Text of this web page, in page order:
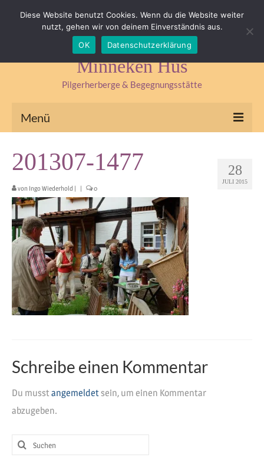
Impressum Datenschutz Kontakt & Anfahrt
Suchen
nach:
Minneken Hus
Pilgerherberge & Begegnungsstätte
Menü
Kräuterlädchen
Begegnungsstätte
Seminare & Fasten
Kräuterseminare
Heilreisen
Fasten und Pilgern
Veranstaltungen
28
JULI 2015
201307-1477
von Ingo Wiederhold | | 0
Schreibe einen Kommentar
Du musstangemeldetsein, um einen Kommentar
abzugeben.
Suchen
Diese Website benutzt Cookies. Wenn du die Website weiter
nutzt, gehen wir von deinem Einverständnis aus.
OK
Datenschutzerklärung